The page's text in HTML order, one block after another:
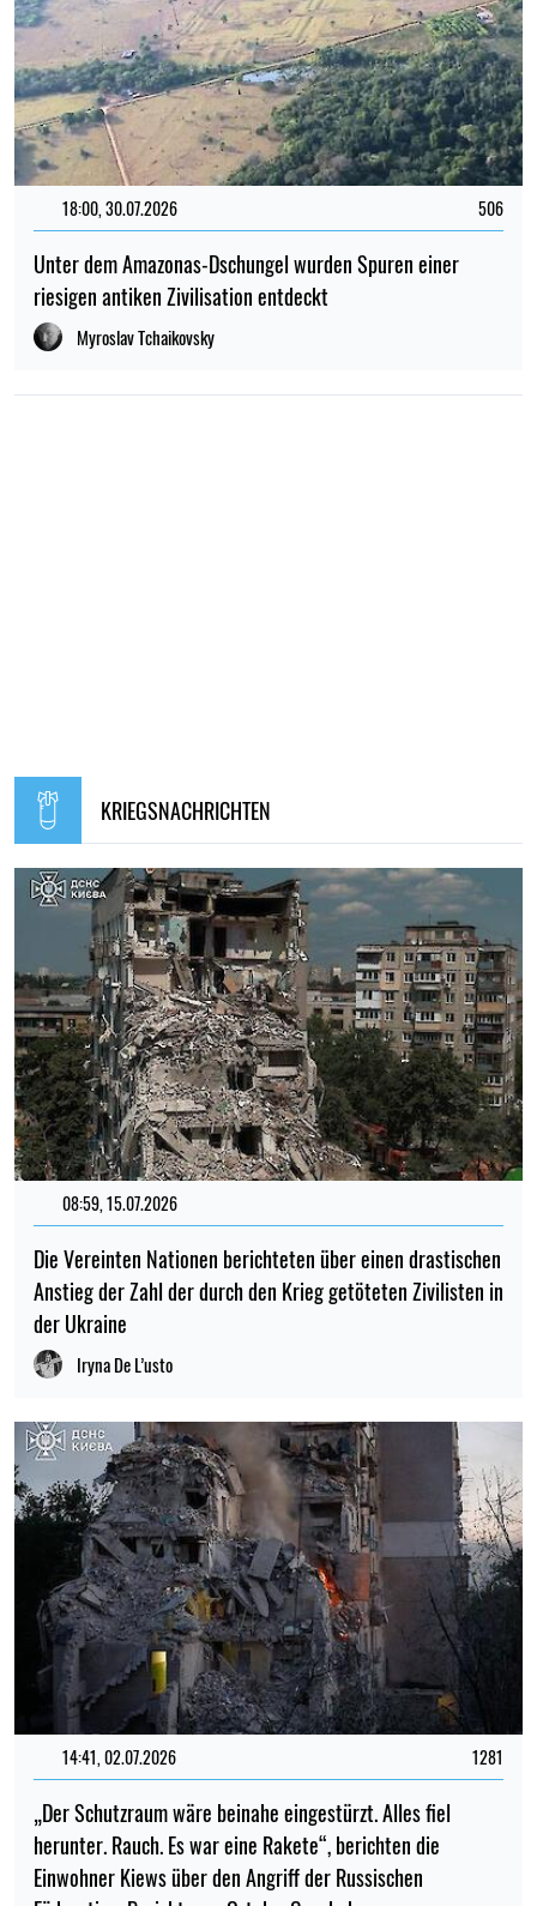
18:00, 30.07.2026 506
Unter dem Amazonas-Dschungel wurden Spuren einer
riesigen antiken Zivilisation entdeckt
Myroslav Tchaikovsky
KRIEGSNACHRICHTEN
08:59, 15.07.2026
Die Vereinten Nationen berichteten über einen drastischen
Anstieg der Zahl der durch den Krieg getöteten Zivilisten in
der Ukraine
Iryna De L’usto
14:41, 02.07.2026 1281
„Der Schutzraum wäre beinahe eingestürzt. Alles fiel
herunter. Rauch. Es war eine Rakete“, berichten die
Einwohner Kiews über den Angriff der Russischen